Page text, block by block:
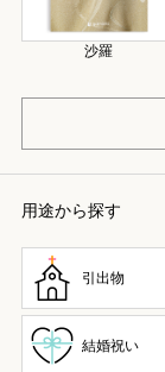
沙羅
用途から探す
引出物
結婚祝い